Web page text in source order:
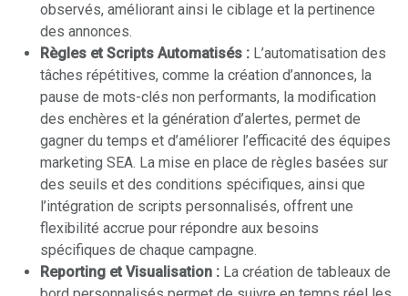
observés, améliorant ainsi le ciblage et la pertinence
des annonces.
Règles et Scripts Automatisés : L’automatisation des
tâches répétitives, comme la création d’annonces, la
pause de mots-clés non performants, la modification
des enchères et la génération d’alertes, permet de
gagner du temps et d’améliorer l’efficacité des équipes
marketing SEA. La mise en place de règles basées sur
des seuils et des conditions spécifiques, ainsi que
l’intégration de scripts personnalisés, offrent une
flexibilité accrue pour répondre aux besoins
spécifiques de chaque campagne.
Reporting et Visualisation : La création de tableaux de